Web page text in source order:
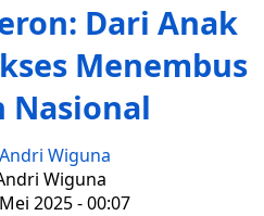
Dari Anak
Menembus
Nasional
Andri Wiguna
Wiguna
2025 - 00:07